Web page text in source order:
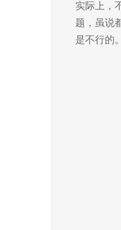
实际上，
题，虽说
是不行的。